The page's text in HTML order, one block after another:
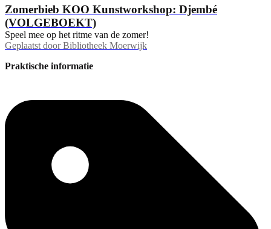
Zomerbieb KOO Kunstworkshop: Djembé
(VOLGEBOEKT)
Speel mee op het ritme van de zomer!
Geplaatst door Bibliotheek Moerwijk
Praktische informatie